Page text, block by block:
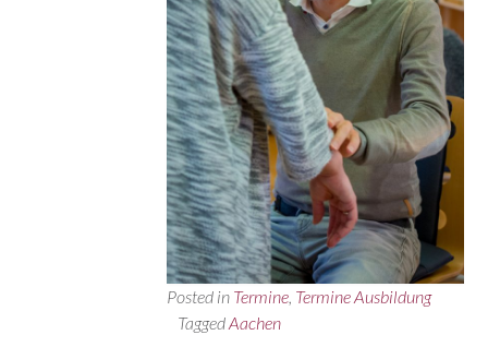
Posted in Termine Termine Ausbildung
TaggedAachen